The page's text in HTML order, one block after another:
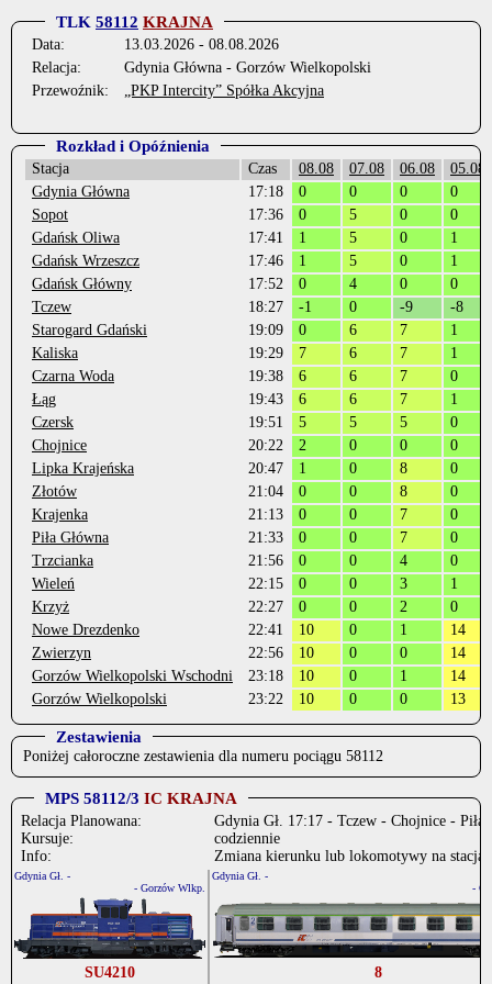
TLK 58112 KRAJNA
Data:
13.03.2026 - 08.08.2026
Relacja:
Gdynia Główna - Gorzów Wielkopolski
Przewoźnik:
„PKP Intercity” Spółka Akcyjna
Rozkład i Opóźnienia
Stacja Czas 08.08 07.08 06.08
05.08
Gdynia Główna
17:18 0 0 0
0
Sopot
17:36 0 5 0
0
Gdańsk Oliwa
17:41 1 5 0
1
Gdańsk Wrzeszcz
17:46 1 5 0
1
Gdańsk Główny
17:52 0 4 0
0
Tczew
18:27 -1 0 -9
-8
Starogard Gdański
19:09 0 6 7
1
Kaliska
19:29 7 6 7
1
Czarna Woda
19:38 6 6 7
0
Łąg
19:43 6 6 7
1
Czersk
19:51 5 5 5
0
Chojnice
20:22 2 0 0
0
Lipka Krajeńska
20:47 1 0 8
0
Złotów
21:04 0 0 8
0
Krajenka
21:13 0 0 7
0
Piła Główna
21:33 0 0 7
0
Trzcianka
21:56 0 0 4
0
Wieleń
22:15 0 0 3
1
Krzyż
22:27 0 0 2
0
Nowe Drezdenko
22:41 10 0 1
14
Zwierzyn
22:56 10 0 0
14
Gorzów Wielkopolski Wschodni
23:18 10 0 1
14
Gorzów Wielkopolski
23:22 10 0 0 13
Zestawienia
Poniżej całoroczne zestawienia dla numeru pociągu 58112
MPS 58112/3 IC KRAJNA
Relacja Planowana:
Kursuje:
Info:
Gdynia Gł. 17:17 - Tczew - Chojnice -
codziennie
Zmiana kierunku lub lokomotywy na
Gdynia Gł. -
- Gorzów Wlkp.
SU4210
Gdynia Gł. -
-
8